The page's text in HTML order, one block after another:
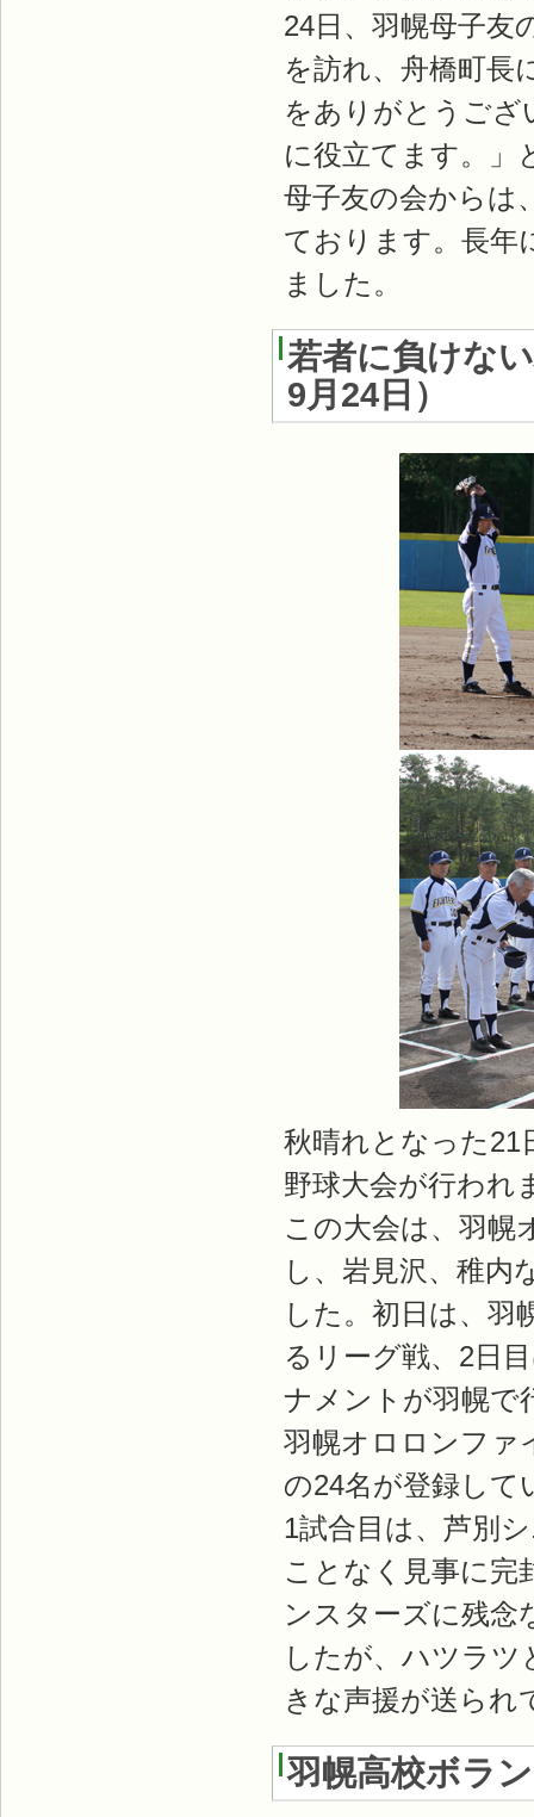
24日、羽幌母子友
を訪れ、舟橋町長
をありがとうござ
に役立てます。」
母子友の会からは
ております。長年
ました。
若者に負けな
9月24日 ）
秋晴れとなった21
野球大会が行われ
この大会は、羽幌
し、岩見沢、稚内
した。初日は、羽
るリーグ戦、2日
ナメントが羽幌で
羽幌オロロンファ
の24名が登録して
1試合目は、芦別
ことなく見事に完
ンスターズに残念
したが、ハツラ
きな声援が送られ
羽幌高校ボラ